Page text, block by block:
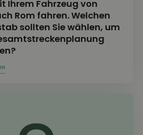
Ihrem Fahrzeug von
Rom fahren. Welchen
sollten Sie wählen, um